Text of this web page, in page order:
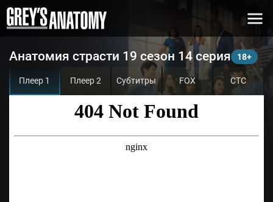
Анатомия страсти 19 сезон 14 серия
Плеер 1 Плеер 2 Субтитры FOX СТС